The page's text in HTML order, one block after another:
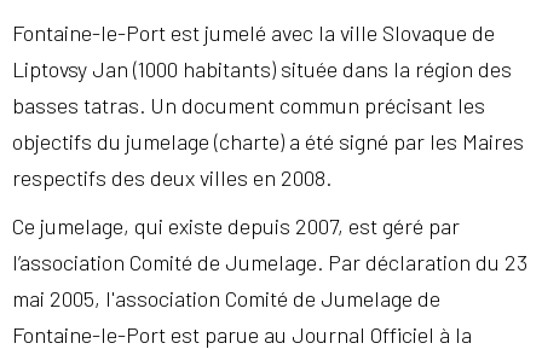
Fontaine-le-Port est jumelé avec la ville Slovaque de
Liptovsy Jan (1000 habitants) située dans la région des
basses tatras. Un document commun précisant les
objectifs du jumelage (charte) a été signé par les Maires
respectifs des deux villes en 2008.
Ce jumelage, qui existe depuis 2007, est géré par
l’association Comité de Jumelage. Par déclaration du 23
mai 2005, l'association Comité de Jumelage de
Fontaine-le-Port est parue au Journal Officiel à la